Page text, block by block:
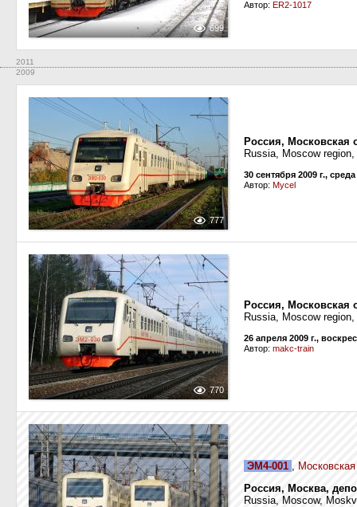
699
Автор: ER2-1017
2011
2009
777
Россия, Московская
Russia, Moscow
30 сентября 2009 г., среда
Автор: Mycel
770
Россия,
Russia, Moscow
26 апреля 2009 г.,
Автор: makc-train
ЭМ4-001 ,
Россия, Москва,
Russia, Moscow,